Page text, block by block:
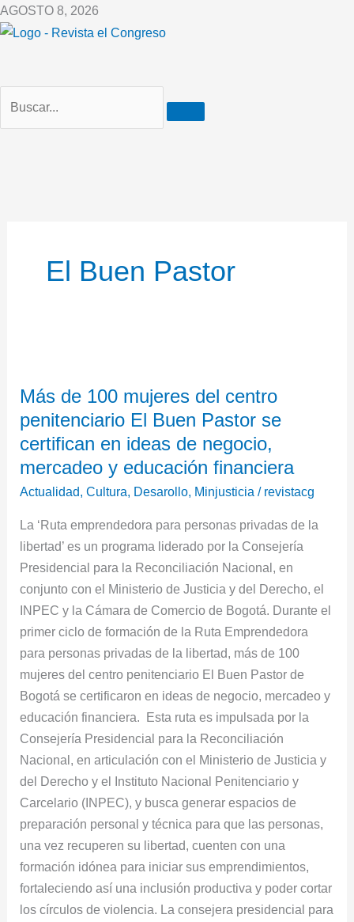
Ir
al
AGOSTO 8, 2026
El Buen Pastor
Más de 100 mujeres del centro
penitenciario El Buen Pastor se
certifican en ideas de negocio,
mercadeo y educación financiera
Actualidad,Cultura, Desarollo, Minjusticia / revistacg
​​La ‘Ruta emprendedora para personas privadas de la
libertad’ es un programa liderado por la Consejería
Presidencial para la Reconciliación Nacional, en
conjunto con el Ministerio de Justicia y del Derecho, el
INPEC y la Cámara de Comercio de Bogotá. Durante el
primer ciclo de formación de la Ruta Emprendedora
para personas privadas de la libertad, más de 100
mujeres del centro penitenciario El Buen Pastor de
Bogotá se certificaron en ideas de negocio, mercadeo y
educación financiera. Esta ruta es impulsada por la
Consejería Presidencial para la Reconciliación
Nacional, en articulación con el Ministerio de Justicia y
del Derecho y el Instituto Nacional Penitenciario y
Carcelario (INPEC), y busca generar espacios de
preparación personal y técnica para que las personas,
una vez recuperen su libertad, cuenten con una
formación idónea para iniciar sus emprendimientos,
fortaleciendo así una inclusión productiva y poder cortar
los círculos de violencia. La consejera presidencial para
100
mujeres
del
Buen
Pastor
se
certifican
en
ideas
de
negocio,
mercadeo
y
educación
financiera